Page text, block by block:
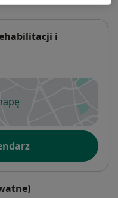
i
się w nowej karcie